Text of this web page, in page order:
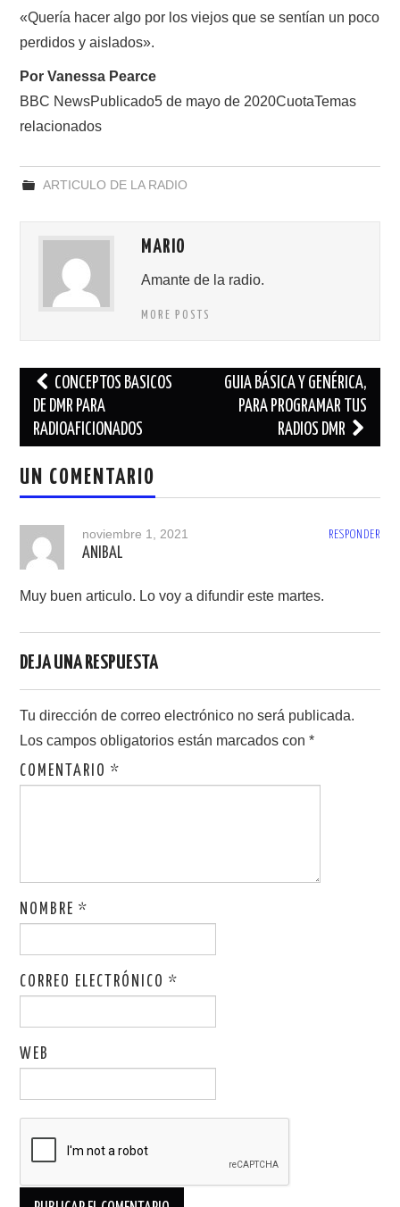
«Quería hacer algo por los viejos que se sentían un poco
perdidos y aislados».
Por Vanessa Pearce
BBC NewsPublicado5 de mayo de 2020CuotaTemas
relacionados
ARTICULO DE LA RADIO
MARIO
Amante de la radio.
MORE POSTS
Navegación
de
entradas
CONCEPTOS BASICOS
DE DMR PARA
RADIOAFICIONADOS
GUIA BÁSICA Y GENÉRICA,
PARA PROGRAMAR TUS
RADIOS DMR
UN COMENTARIO
RESPONDER
noviembre 1, 2021
ANIBAL
Muy buen articulo. Lo voy a difundir este martes.
DEJA UNA RESPUESTA
Tu dirección de correo electrónico no será publicada.
Los campos obligatorios están marcados con*
COMENTARIO*
NOMBRE*
CORREO ELECTRÓNICO*
WEB